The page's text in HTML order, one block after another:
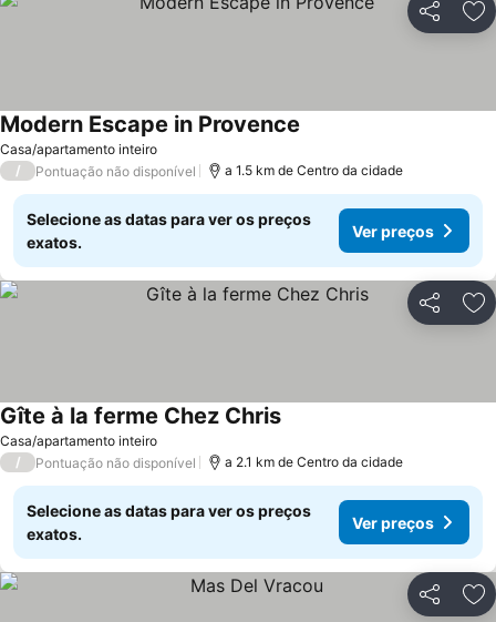
Partilhar
Casa/apartamento inteiro
Modern Escape in Provence
/ Pontuação não disponível a 1.5 km de Centro da cidade
Selecione as datas para ver os preços
exatos.
Ver preços
Partilhar
Casa/apartamento inteiro
Gîte à la ferme Chez ChrisVer preços
/ Pontuação não disponível a 2.1 km de Centro da cidade
Selecione as datas para ver os preços
exatos.
Ver preços
Partilhar